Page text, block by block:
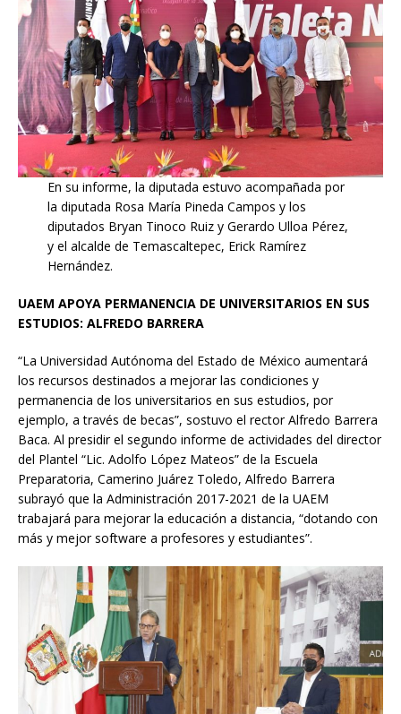
En su informe, la diputada estuvo acompañada por
la diputada Rosa María Pineda Campos y los
diputados Bryan Tinoco Ruiz y Gerardo Ulloa Pérez,
y el alcalde de Temascaltepec, Erick Ramírez
Hernández.
UAEM APOYA PERMANENCIA DE UNIVERSITARIOS EN SUS
ESTUDIOS: ALFREDO BARRERA
“La Universidad Autónoma del Estado de México aumentará
los recursos destinados a mejorar las condiciones y
permanencia de los universitarios en sus estudios, por
ejemplo, a través de becas”, sostuvo el rector Alfredo Barrera
Baca. Al presidir el segundo informe de actividades del director
del Plantel “Lic. Adolfo López Mateos” de la Escuela
Preparatoria, Camerino Juárez Toledo, Alfredo Barrera
subrayó que la Administración 2017-2021 de la UAEM
trabajará para mejorar la educación a distancia, “dotando con
más y mejor software a profesores y estudiantes”.